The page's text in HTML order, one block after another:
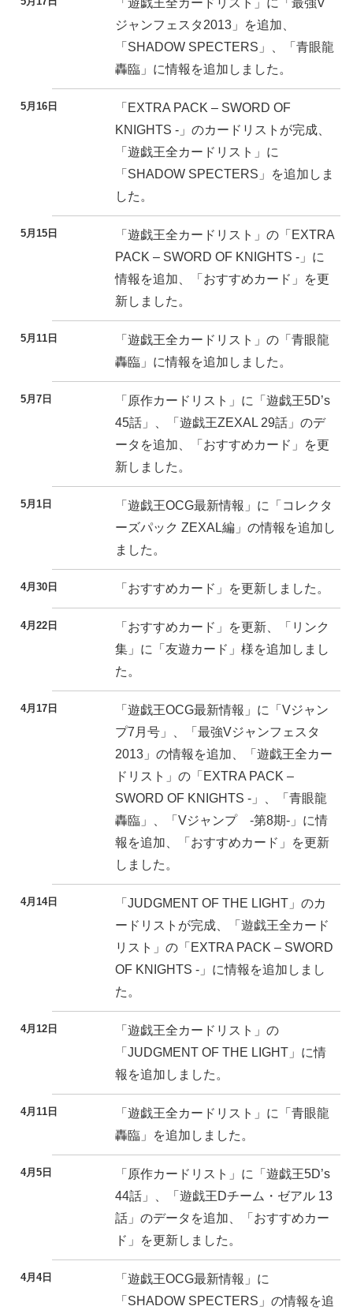
ジャンフェスタ2013」を追加、
「SHADOW SPECTERS」、「青眼龍
轟臨」に情報を追加しました。
5月16日
「EXTRA PACK – SWORD OF
KNIGHTS -」のカードリストが完成、
「遊戯王全カードリスト」に
「SHADOW SPECTERS」を追加しま
した。
5月15日
「遊戯王全カードリスト」の「EXTRA
PACK – SWORD OF KNIGHTS -」に
情報を追加、「おすすめカード」を更
新しました。
5月11日
「遊戯王全カードリスト」の「青眼龍
轟臨」に情報を追加しました。
5月7日
「原作カードリスト」に「遊戯王5D’s
45話」、「遊戯王ZEXAL 29話」のデ
ータを追加、「おすすめカード」を更
新しました。
5月1日
「遊戯王OCG最新情報」に「コレクタ
ーズパック ZEXAL編」の情報を追加し
ました。
4月30日 「おすすめカード」を更新しました。
4月22日
「おすすめカード」を更新、「リンク
集」に「友遊カード」様を追加しまし
た。
4月17日
「遊戯王OCG最新情報」に「Vジャン
プ7月号」、「最強Vジャンフェスタ
2013」の情報を追加、「遊戯王全カー
ドリスト」の「EXTRA PACK –
SWORD OF KNIGHTS -」、「青眼龍
轟臨」、「Vジャンプ -第8期-」に情
報を追加、「おすすめカード」を更新
しました。
4月14日
「JUDGMENT OF THE LIGHT」のカ
ードリストが完成、「遊戯王全カード
リスト」の「EXTRA PACK – SWORD
OF KNIGHTS -」に情報を追加しまし
た。
4月12日
「遊戯王全カードリスト」の
「JUDGMENT OF THE LIGHT」に情
報を追加しました。
4月11日
「遊戯王全カードリスト」に「青眼龍
轟臨」を追加しました。
4月5日
「原作カードリスト」に「遊戯王5D’s
44話」、「遊戯王Dチーム・ゼアル 13
話」のデータを追加、「おすすめカー
ド」を更新しました。
4月4日
「遊戯王OCG最新情報」に
「SHADOW SPECTERS」の情報を追